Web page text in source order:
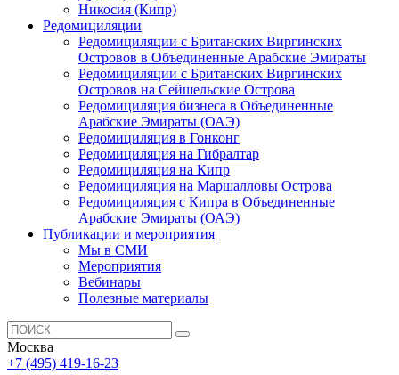
Никосия (Кипр)
Редомициляции
Редомициляции с Британских Виргинских
Островов в Объединенные Арабские Эмираты
Редомициляции с Британских Виргинских
Островов на Сейшельские Острова
Редомициляция бизнеса в Объединенные
Арабские Эмираты (ОАЭ)
Редомициляция в Гонконг
Редомициляция на Гибралтар
Редомициляция на Кипр
Редомициляция на Маршалловы Острова
Редомициляция с Кипра в Объединенные
Арабские Эмираты (ОАЭ)
Публикации и мероприятия
Мы в СМИ
Мероприятия
Вебинары
Полезные материалы
Москва
+7 (495) 419-16-23